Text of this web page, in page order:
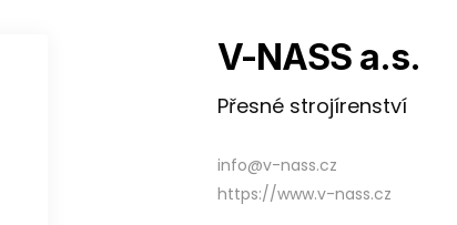
V-NASS a.s.
Přesné strojírenství
info@v-nass.cz
https://www.v-nass.cz